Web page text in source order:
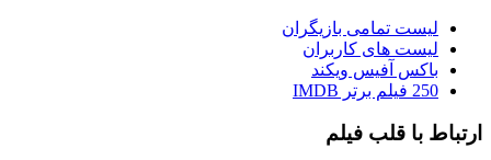
لیست تمامی بازیگران
لیست های کاربران
باکس آفیس ویکند
250 فیلم برتر IMDB
ارتباط با قلب فیلم